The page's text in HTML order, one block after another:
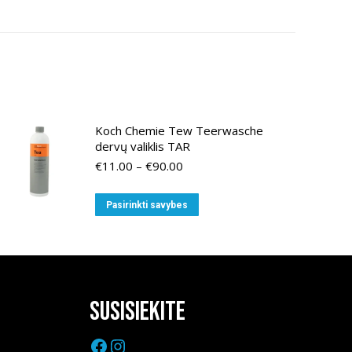
Koch Chemie Tew Teerwasche
dervų valiklis TAR
€11.00 – €90.00
€11.00
through
Pasirinkti savybes
Susisiekite
Facebook
Instagram